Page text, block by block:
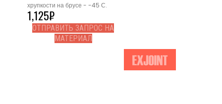
хрупкости на брусе - -45 С.
1,125₽
ОТПРАВИТЬ ЗАПРОС НА
МАТЕРИАЛ